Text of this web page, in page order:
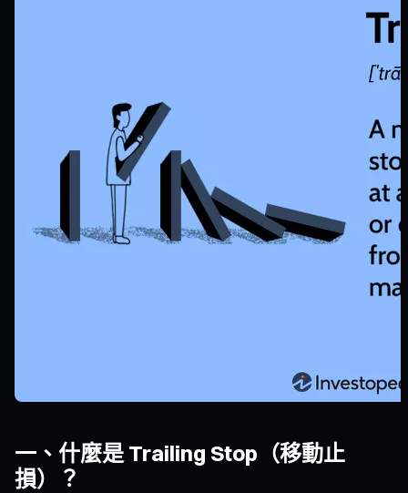
一、什麼是 Trailing Stop（移動止
損）？